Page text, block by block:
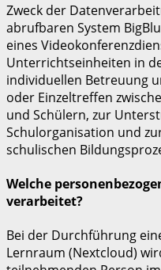
Zweck der
abrufbaren System
eines
Unterrichtseinheiten in
individuellen Betreuung
oder Einzeltreffen
und Schülern, zur
Schulorganisation und
schulischen
Welche
verarbeitet?
Bei der Durchführung
Lernraum (Nextcloud)